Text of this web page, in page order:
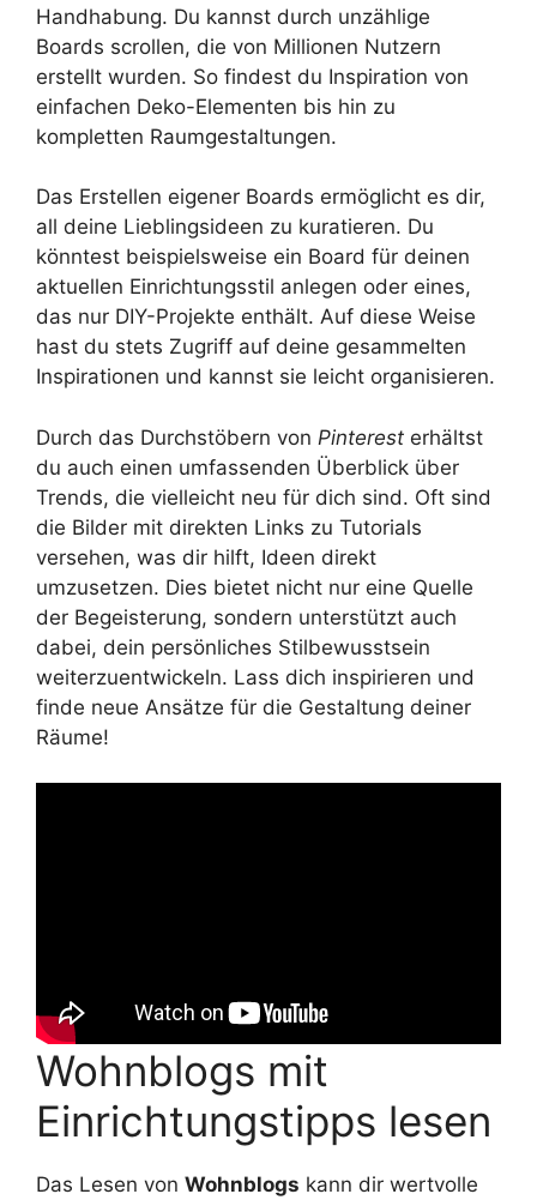
Handhabung. Du kannst durch unzählige
Boards scrollen, die von Millionen Nutzern
erstellt wurden. So findest du Inspiration von
einfachen Deko-Elementen bis hin zu
kompletten Raumgestaltungen.
Das Erstellen eigener Boards ermöglicht es dir,
all deine Lieblingsideen zu kuratieren. Du
könntest beispielsweise ein Board für deinen
aktuellen Einrichtungsstil anlegen oder eines,
das nur DIY-Projekte enthält. Auf diese Weise
hast du stets Zugriff auf deine gesammelten
Inspirationen und kannst sie leicht organisieren.
Durch das Durchstöbern von Pinterest erhältst
du auch einen umfassenden Überblick über
Trends, die vielleicht neu für dich sind. Oft sind
die Bilder mit direkten Links zu Tutorials
versehen, was dir hilft, Ideen direkt
umzusetzen. Dies bietet nicht nur eine Quelle
der Begeisterung, sondern unterstützt auch
dabei, dein persönliches Stilbewusstsein
weiterzuentwickeln. Lass dich inspirieren und
finde neue Ansätze für die Gestaltung deiner
Räume!
Wohnblogs mit
Einrichtungstipps lesen
Das Lesen von Wohnblogs kann dir wertvolle